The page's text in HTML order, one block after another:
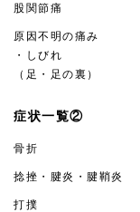
股関節痛
原因不明の痛み
・しびれ
（足・足の裏）
症状一覧②
骨折
捻挫・腱炎・腱鞘炎
打撲